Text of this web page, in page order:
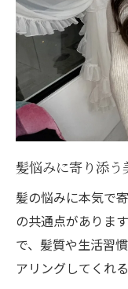
髪悩みに寄り添う
髪の悩みに本気で
の共通点がありま
で、髪質や生活習
アリングしてくれ